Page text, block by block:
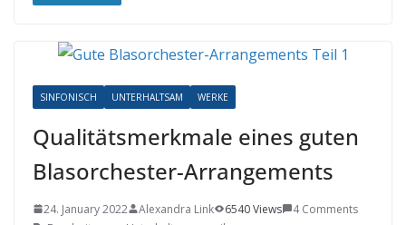
SINFONISCH UNTERHALTSAM WERKE
Qualitätsmerkmale eines guten
Blasorchester-Arrangements
24. January 2022 Alexandra Link 6540 Views
4 Comments